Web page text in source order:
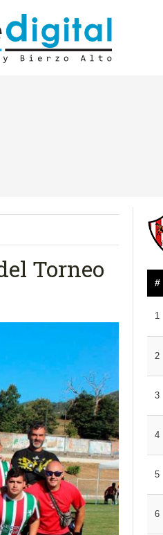
Torneo
#
1
2
3
4
5
6